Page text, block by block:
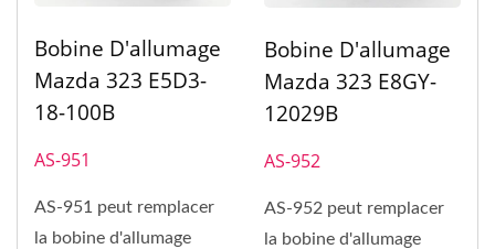
Bobine D'allumage
Mazda 323 E5D3-
18-100B
AS-951
AS-951 peut remplacer
la bobine d'allumage
Bobine D'allumage
Mazda 323 E8GY-
12029B
AS-952
AS-952 peut remplacer
la bobine d'allumage